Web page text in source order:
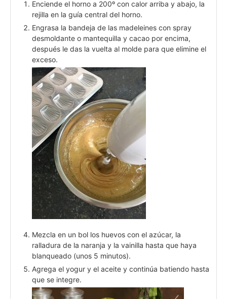
Enciende el horno a 200º con calor arriba y abajo, la
rejilla en la guía central del horno.
Engrasa la bandeja de las madeleines con spray
desmoldante o mantequilla y cacao por encima,
después le das la vuelta al molde para que elimine el
exceso.
Mezcla en un bol los huevos con el azúcar, la
ralladura de la naranja y la vainilla hasta que haya
blanqueado (unos 5 minutos).
Agrega el yogur y el aceite y continúa batiendo hasta
que se integre.